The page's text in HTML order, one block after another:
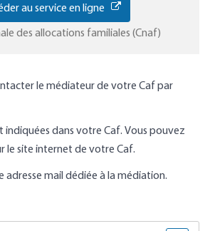
au service en ligne
des allocations familiales (Cnaf)
le médiateur de votre Caf par
indiquées dans votre Caf. Vous pouvez
le site internet de votre Caf.
adresse mail dédiée à la médiation.